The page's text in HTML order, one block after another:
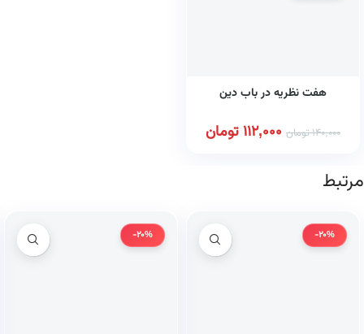
هفت نظریه در باب دین
140,000تومان 112,000تومان
مرتبط
-20%
-20%